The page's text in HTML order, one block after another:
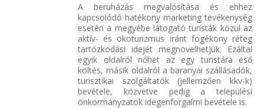
A beruházás megvalósítása és ehhez
kapcsolódó hatékony marketing tevékenység
esetén a megyébe látogató turisták közül az
aktív- és ökoturizmus iránt fogékony réteg
tartózkodási idejét megnövelhetjük. Ezáltal
egyik oldalról nőhet az egy turistára eső
költés, másik oldalról a baranyai szállásadók,
turisztikai szolgáltatók (jellemzően kkv-k)
bevétele, közvetve pedig a települési
önkormányzatok idegenforgalmi bevétele is.